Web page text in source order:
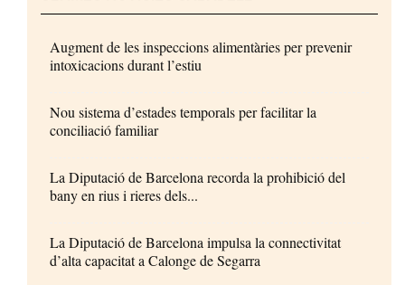
Augment de les inspeccions alimentàries per prevenir
intoxicacions durant l’estiu
Nou sistema d’estades temporals per facilitar la
conciliació familiar
La Diputació de Barcelona recorda la prohibició del
bany en rius i rieres dels...
La Diputació de Barcelona impulsa la connectivitat
d’alta capacitat a Calonge de Segarra